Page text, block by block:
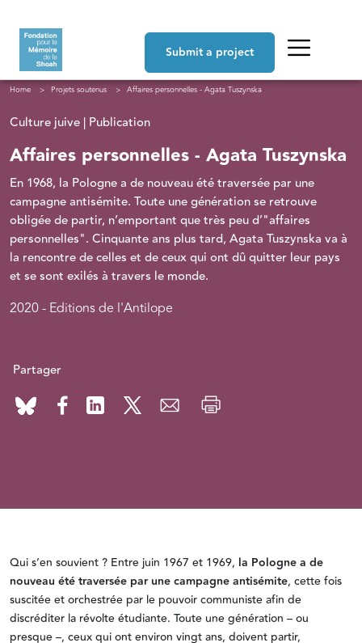
Submit a project
Breadcrumb
Home Projets soutenus Affaires personnelles - Agata Tuszynska
Culture juive | Publication
Affaires personnelles - Agata Tuszynska
En 1968, la Pologne a de nouveau été traversée par une
campagne antisémite. Toute une génération se retrouve
obligée de partir, n’emportant que très peu d’"affaires
personnelles". Cinquante ans plus tard, Agata Tuszynska va à
la rencontre de celles et de ceux qui ont dû quitter leur pays
et se sont exilés à travers le monde.
2020 - Editions de l'Antilope
Partager
Qui s’en souvient ? Entre juin 1967 et 1969, la Pologne a de
nouveau été traversée par une campagne antisémite, cette fois
suscitée et orchestrée par le pouvoir communiste afin de
discréditer la révolte étudiante. Toute une génération – ou
presque –, ceux qui ont environ vingt ans, doivent partir,